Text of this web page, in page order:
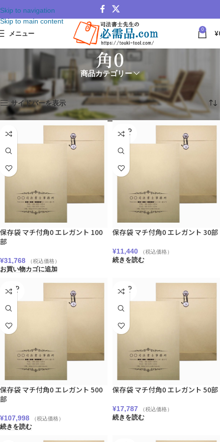
Skip to navigation
Skip to main content
メニュー
0 ¥
角0
商品カテゴリー
ホーム 名入れ 保存袋 全12件を表示
サイドバーを表示
保存袋 マチ付角0 エレガント 100
部
¥31,768 （税込価格）
お買い物カゴに追加
SOLD
OUT
保存袋 マチ付角0 エレガント 30部
¥11,440 （税込価格）
続きを読む
SOLD
OUT
保存袋 マチ付角0 エレガント 500
部
¥107,998 （税込価格）
続きを読む
SOLD
OUT
保存袋 マチ付角0 エレガント 50部
¥17,787 （税込価格）
続きを読む